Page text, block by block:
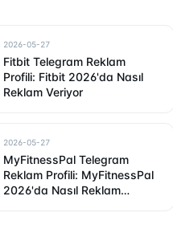
2026-05-27
Fitbit Telegram Reklam
Profili: Fitbit 2026'da Nasıl
Reklam Veriyor
2026-05-27
MyFitnessPal Telegram
Reklam Profili: MyFitnessPal
2026'da Nasıl Reklam